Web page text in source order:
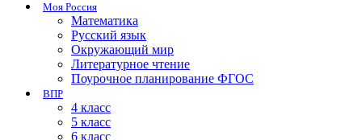
Моя Россия
Математика
Русский язык
Окружающий мир
Литературное чтение
Поурочное планирование ФГОС
ВПР
4 класс
5 класс
6 класс